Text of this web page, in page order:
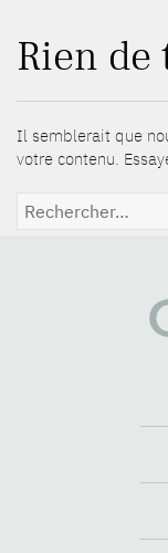
Rien de
Il semblerait que
votre contenu.
Rechercher :